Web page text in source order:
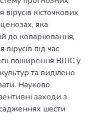
кісточкових
яка
до коваріювання,
під час
поширення ВШС у
та виділено
Науково
заходи з
шести